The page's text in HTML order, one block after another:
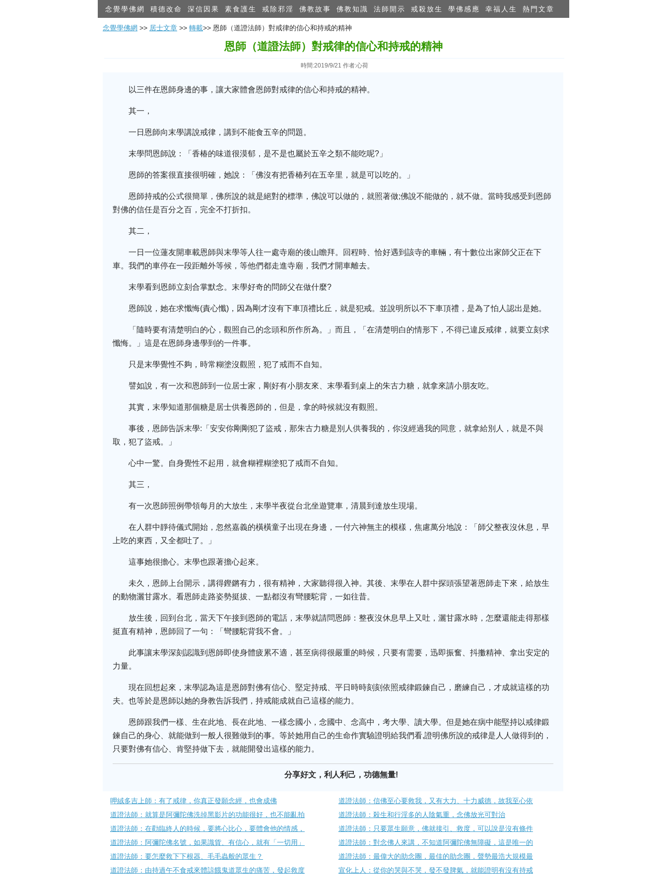
念覺學佛網 積德改命 深信因果 素食護生 戒除邪淫 佛教故事 佛教知識 法師開示 戒殺放生 學佛感應 幸福人生 熱門文章
念覺學佛網 >> 居士文章 >> 轉載>> 恩師（道證法師）對戒律的信心和持戒的精神
恩師（道證法師）對戒律的信心和持戒的精神
時間:2019/9/21 作者:心荷
以三件在恩師身邊的事，讓大家體會恩師對戒律的信心和持戒的精神。
其一，
一日恩師向末學講說戒律，講到不能食五辛的問題。
末學問恩師說：「香椿的味道很漠郁，是不是也屬於五辛之類不能吃呢?」
恩師的答案很直接很明確，她說：「佛沒有把香椿列在五辛里，就是可以吃的。」
恩師持戒的公式很簡單，佛所說的就是絕對的標準，佛說可以做的，就照著做;佛說不能做的，就不做。當時我感受到恩師
對佛的信任是百分之百，完全不打折扣。
其二，
一日一位蓮友開車載恩師與末學等人往一處寺廟的後山瞻拜。回程時、恰好遇到該寺的車輛，有十數位出家師父正在下
車。我們的車停在一段距離外等候，等他們都走進寺廟，我們才開車離去。
末學看到恩師立刻合掌默念。末學好奇的問師父在做什麼?
恩師說，她在求懺悔(責心懺)，因為剛才沒有下車頂禮比丘，就是犯戒。並說明所以不下車頂禮，是為了怕人認出是她。
「隨時要有清楚明白的心，觀照自己的念頭和所作所為。」而且，「在清楚明白的情形下，不得已違反戒律，就要立刻求
懺悔。」這是在恩師身邊學到的一件事。
只是末學覺性不夠，時常糊塗沒觀照，犯了戒而不自知。
譬如說，有一次和恩師到一位居士家，剛好有小朋友來、末學看到桌上的朱古力糖，就拿來請小朋友吃。
其實，末學知道那個糖是居士供養恩師的，但是，拿的時候就沒有觀照。
事後，恩師告訴末學:「安安你剛剛犯了盜戒，那朱古力糖是別人供養我的，你沒經過我的同意，就拿給別人，就是不與
取，犯了盜戒。」
心中一驚。自身覺性不起用，就會糊裡糊塗犯了戒而不自知。
其三，
有一次恩師照例帶領每月的大放生，末學半夜從台北坐遊覽車，清晨到達放生現場。
在人群中靜待儀式開始，忽然嘉義的橫橫童子出現在身邊，一付六神無主的模樣，焦慮萬分地說：「師父整夜沒休息，早
上吃的東西，又全都吐了。」
這事她很擔心。末學也跟著擔心起來。
未久，恩師上台開示，講得鏗鏘有力，很有精神，大家聽得很入神。其後、末學在人群中探頭張望著恩師走下來，給放生
的動物灑甘露水。看恩師走路姿勢挺拔、一點都沒有彎腰駝背，一如往昔。
放生後，回到台北，當天下午接到恩師的電話，末學就請問恩師：整夜沒休息早上又吐，灑甘露水時，怎麼還能走得那樣
挺直有精神，恩師回了一句：「彎腰駝背我不會。」
此事讓末學深刻認識到恩師即使身體疲累不適，甚至病得很嚴重的時候，只要有需要，迅即振奮、抖擻精神、拿出安定的
力量。
現在回想起來，末學認為這是恩師對佛有信心、堅定持戒、平日時時刻刻依照戒律鍛鍊自己，磨練自己，才成就這樣的功
夫。也等於是恩師以她的身教告訴我們，持戒能成就自己這樣的能力。
恩師跟我們一樣、生在此地、長在此地、一樣念國小，念國中、念高中，考大學、讀大學。但是她在病中能堅持以戒律鍛
鍊自己的身心、就能做到一般人很難做到的事。等於她用自己的生命作實驗證明給我們看,證明佛所說的戒律是人人做得到的，
只要對佛有信心、肯堅持做下去，就能開發出這樣的能力。
分享好文，利人利己，功德無量!
呷絨多吉上師：有了戒律，你真正發願念經，也會成佛
道證法師：信佛至心要救我，又有大力、十力威德，故我至心依
道證法師：就算是阿彌陀佛洗掉黑影片的功能很好，也不能亂拍
道證法師：殺生和行淫多的人陰氣重，念佛放光可對治
道證法師：在勸臨終人的時候，要將心比心，要體會他的情感，
道證法師：只要眾生願意，佛就接引、救度，可以說是沒有條件
道證法師：阿彌陀佛名號，如果識貨、有信心，就有「一切用」
道證法師：對念佛人來講，不知道阿彌陀佛無障礙，這是唯一的
道證法師：要怎麼救下下根器、毛毛蟲般的眾生？
道證法師：最偉大的助念團，最佳的助念團，聲勢最浩大規模最
道證法師：由持過午不食戒來體諒餓鬼道眾生的痛苦，發起救度
宣化上人：從你的哭與不哭，發不發脾氣，就能證明有沒有持戒